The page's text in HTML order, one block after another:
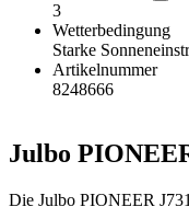
3
Wetterbedingung
Starke
Artikelnummer
8248666
Julbo
Die Julbo PIONEER